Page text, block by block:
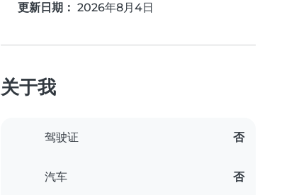
更新日期： 2026年8月4日
关于我
驾驶证 否
汽车 否